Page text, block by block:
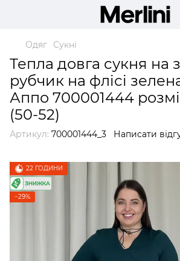
Одяг Сукні
Тепла довга сукня на
рубчик на флісі
Аппо 700001444
(50-52)
Артикул: 700001444_3 Написати
22 ГОДИНИ
−29%